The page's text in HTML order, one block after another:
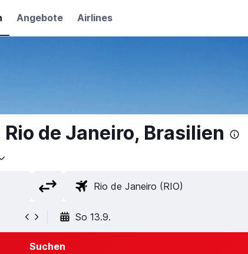
Angebote Airlines
de Janeiro, Brasilien
So 13.9.
Suchen